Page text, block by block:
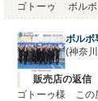
ゴトーゥ
ボル
ボル
(神奈
販売店の返信
ゴトーゥ様 この